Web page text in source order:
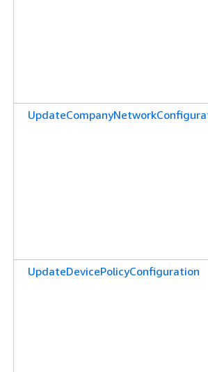
UpdateDevicePolicyConfiguration